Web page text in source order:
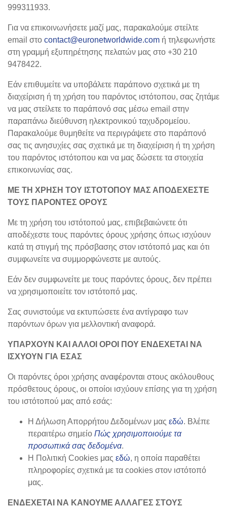
999311933.
Για να επικοινωνήσετε μαζί μας, παρακαλούμε στείλτε
email στο contact@euronetworldwide.com ή τηλεφωνήστε
στη γραμμή εξυπηρέτησης πελατών μας στο +30 210
9478422.
Εάν επιθυμείτε να υποβάλετε παράπονο σχετικά με τη
διαχείριση ή τη χρήση του παρόντος ιστότοπου, σας ζητάμε
να μας στείλετε το παράπονό σας μέσω email στην
παραπάνω διεύθυνση ηλεκτρονικού ταχυδρομείου.
Παρακαλούμε θυμηθείτε να περιγράψετε στο παράπονό
σας τις ανησυχίες σας σχετικά με τη διαχείριση ή τη χρήση
του παρόντος ιστότοπου και να μας δώσετε τα στοιχεία
επικοινωνίας σας.
ΜΕ ΤΗ ΧΡΗΣΗ ΤΟΥ ΙΣΤΟΤΟΠΟΥ ΜΑΣ ΑΠΟΔΕΧΕΣΤΕ
ΤΟΥΣ ΠΑΡΟΝΤΕΣ ΟΡΟΥΣ
Με τη χρήση του ιστότοπού μας, επιβεβαιώνετε ότι
αποδέχεστε τους παρόντες όρους χρήσης όπως ισχύουν
κατά τη στιγμή της πρόσβασης στον ιστότοπό μας και ότι
συμφωνείτε να συμμορφώνεστε με αυτούς.
Εάν δεν συμφωνείτε με τους παρόντες όρους, δεν πρέπει
να χρησιμοποιείτε τον ιστότοπό μας.
Σας συνιστούμε να εκτυπώσετε ένα αντίγραφο των
παρόντων όρων για μελλοντική αναφορά.
ΥΠΑΡΧΟΥΝ ΚΑΙ ΑΛΛΟΙ ΟΡΟΙ ΠΟΥ ΕΝΔΕΧΕΤΑΙ ΝΑ
ΙΣΧΥΟΥΝ ΓΙΑ ΕΣΑΣ
Οι παρόντες όροι χρήσης αναφέρονται στους ακόλουθους
πρόσθετους όρους, οι οποίοι ισχύουν επίσης για τη χρήση
του ιστότοπού μας από εσάς:
Η Δήλωση Απορρήτου Δεδομένων μας εδώ. Βλέπε
περαιτέρω σημείο Πώς χρησιμοποιούμε τα
προσωπικά σας δεδομένα.
Η Πολιτική Cookies μας εδώ, η οποία παραθέτει
πληροφορίες σχετικά με τα cookies στον ιστότοπό
μας.
ΕΝΔΕΧΕΤΑΙ ΝΑ ΚΑΝΟΥΜΕ ΑΛΛΑΓΕΣ ΣΤΟΥΣ